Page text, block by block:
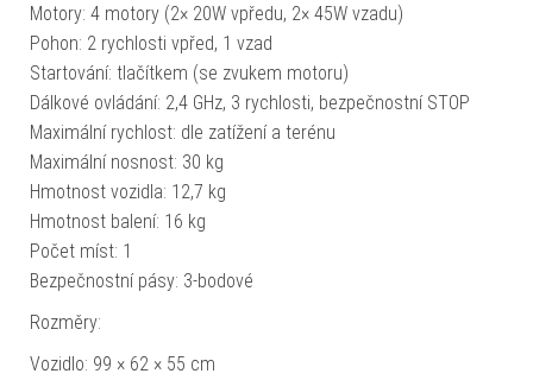
Motory: 4 motory (2× 20W vpředu, 2× 45W vzadu)
Pohon: 2 rychlosti vpřed, 1 vzad
Startování: tlačítkem (se zvukem motoru)
Dálkové ovládání: 2,4 GHz, 3 rychlosti, bezpečnostní STOP
Maximální rychlost: dle zatížení a terénu
Maximální nosnost: 30 kg
Hmotnost vozidla: 12,7 kg
Hmotnost balení: 16 kg
Počet míst: 1
Bezpečnostní pásy: 3-bodové
Rozměry:
Vozidlo: 99 × 62 × 55 cm